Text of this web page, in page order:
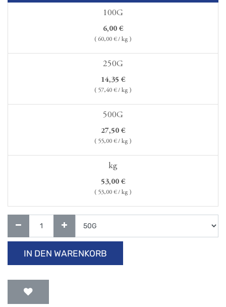
100G
6,00 €
( 60,00 € / kg )
250G
14,35 €
( 57,40 € / kg )
500G
27,50 €
( 55,00 € / kg )
kg
53,00 €
( 53,00 € / kg )
IN DEN WARENKORB